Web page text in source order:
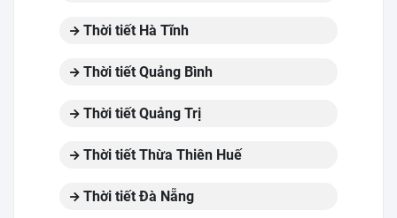
Thời tiết Hà Tĩnh
Thời tiết Quảng Bình
Thời tiết Quảng Trị
Thời tiết Thừa Thiên Huế
Thời tiết Đà Nẵng